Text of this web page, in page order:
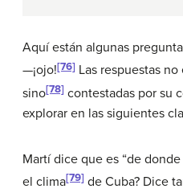
Aquí están algunas
—¡ojo![76] Las respuestas
sino[78] contestadas por su
explorar en las siguientes
Martí dice que es “de
el clima[79] de Cuba? Dice